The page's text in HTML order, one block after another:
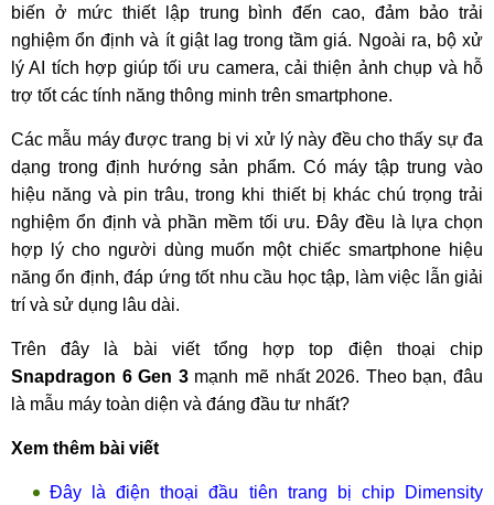
biến ở mức thiết lập trung bình đến cao, đảm bảo trải
nghiệm ổn định và ít giật lag trong tầm giá. Ngoài ra, bộ xử
lý AI tích hợp giúp tối ưu camera, cải thiện ảnh chụp và hỗ
trợ tốt các tính năng thông minh trên smartphone.
Các mẫu máy được trang bị vi xử lý này đều cho thấy sự đa
dạng trong định hướng sản phẩm. Có máy tập trung vào
hiệu năng và pin trâu, trong khi thiết bị khác chú trọng trải
nghiệm ổn định và phần mềm tối ưu. Đây đều là lựa chọn
hợp lý cho người dùng muốn một chiếc smartphone hiệu
năng ổn định, đáp ứng tốt nhu cầu học tập, làm việc lẫn giải
trí và sử dụng lâu dài.
Trên đây là bài viết tổng hợp top điện thoại chip
Snapdragon 6 Gen 3mạnh mẽ nhất 2026. Theo bạn, đâu
là mẫu máy toàn diện và đáng đầu tư nhất?
Xem thêm bài viết
Đây là điện thoại đầu tiên trang bị chip Dimensity